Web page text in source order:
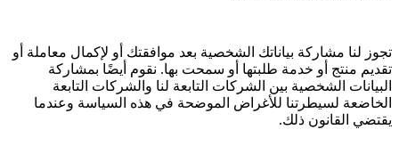
تجوز لنا مشاركة بياناتك الشخصية بعد موافقتك أو لإكمال معاملة أو
تقديم منتج أو خدمة طلبتها أو سمحت بها. نقوم أيضًا بمشاركة
البيانات الشخصية بين الشركات التابعة لنا والشركات التابعة
الخاضعة لسيطرتنا للأغراض الموضحة في هذه السياسة وعندما
يقتضي القانون ذلك.